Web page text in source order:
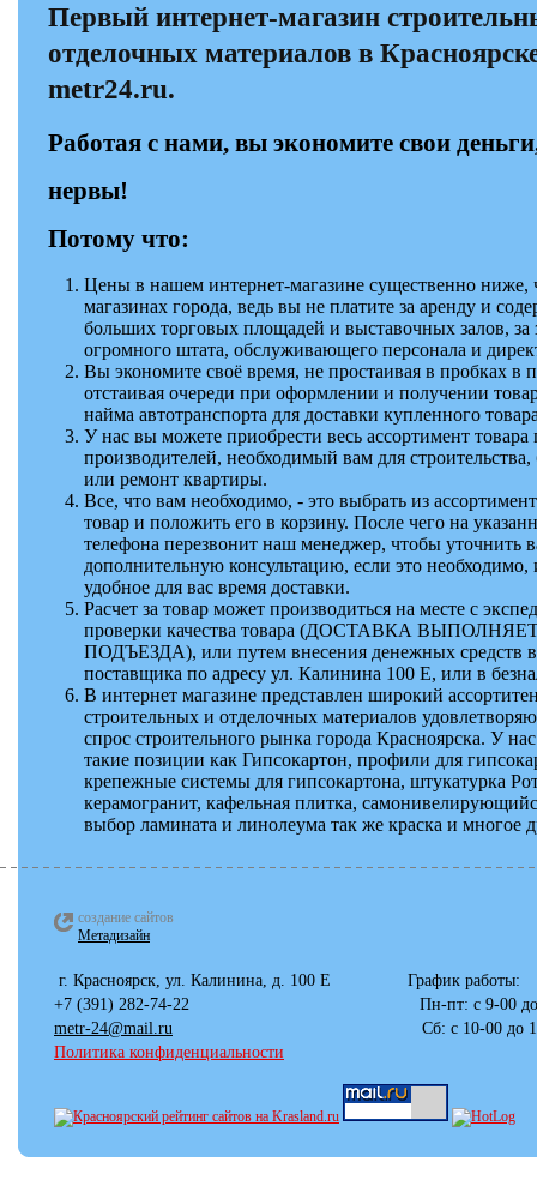
Первый интернет-магазин
отделочных материалов в
metr24.ru.
Работая с нами, вы экономите свои
нервы!
Потому что:
Цены в нашем интернет-магазине существенно ниже,
магазинах города, ведь вы не платите за аренду и
больших торговых площадей и выставочных залов, за
огромного штата, обслуживающего персонала и
Вы экономите своё время, не простаивая в пробках в
отстаивая очереди при оформлении и получении
найма автотранспорта для доставки купленного
У нас вы можете приобрести весь ассортимент товара
производителей, необходимый вам для строительства,
или ремонт квартиры.
Все, что вам необходимо, - это выбрать из
товар и положить его в корзину. После чего на
телефона перезвонит наш менеджер, чтобы уточнить
дополнительную консультацию, если это необходимо,
удобное для вас время доставки.
Расчет за товар может производиться на месте с
проверки качества товара (ДОСТАВКА
ПОДЪЕЗДА), или путем внесения денежных средств в
поставщика по адресу ул. Калинина 100 Е, или в
В интернет магазине представлен широкий
строительных и отделочных материалов
спрос строительного рынка города Красноярска. У
такие позиции как Гипсокартон, профили для
крепежные системы для гипсокартона, штукатурка
керамогранит, кафельная плитка,
выбор ламината и линолеума так же краска и многое
создание сайтов
Метадизайн
г. Красноярск, ул. Калинина, д. 100
+7 (391) 282-74-22 Пн-пт: с
metr-24@mail.ru Сб: с 10-00 до 17-00
Политика конфиденциальности